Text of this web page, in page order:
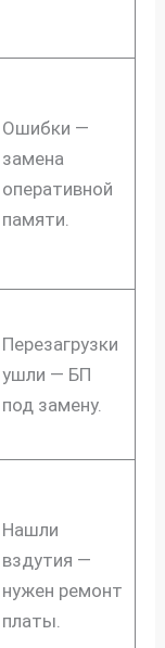
Ошибки —
замена
оперативной
памяти.
Перезагрузки
ушли — БП
под замену.
Нашли
вздутия —
нужен ремонт
платы.